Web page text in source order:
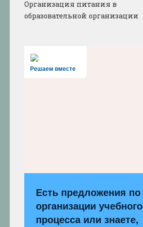
Организация питания в
образовательной организации
Решаем вместе
Есть предложения по
организации учебного
процесса или знаете,